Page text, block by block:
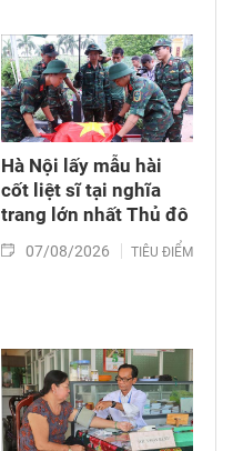
Hà Nội lấy mẫu hài
cốt liệt sĩ tại nghĩa
trang lớn nhất Thủ đô
07/08/2026 TIÊU ĐIỂM